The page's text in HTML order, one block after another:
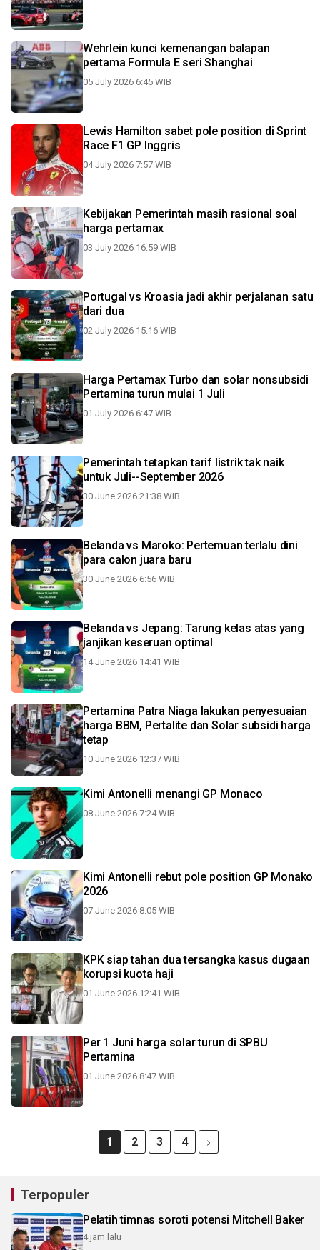
Wehrlein kunci kemenangan balapan
pertama Formula E seri Shanghai
05 July 2026 6:45 WIB
Lewis Hamilton sabet pole position di Sprint
Race F1 GP Inggris
04 July 2026 7:57 WIB
Kebijakan Pemerintah masih rasional soal
harga pertamax
03 July 2026 16:59 WIB
Portugal vs Kroasia jadi akhir perjalanan satu
dari dua
02 July 2026 15:16 WIB
Harga Pertamax Turbo dan solar nonsubsidi
Pertamina turun mulai 1 Juli
01 July 2026 6:47 WIB
Pemerintah tetapkan tarif listrik tak naik
untuk Juli--September 2026
30 June 2026 21:38 WIB
Belanda vs Maroko: Pertemuan terlalu dini
para calon juara baru
30 June 2026 6:56 WIB
Belanda vs Jepang: Tarung kelas atas yang
janjikan keseruan optimal
14 June 2026 14:41 WIB
Pertamina Patra Niaga lakukan penyesuaian
harga BBM, Pertalite dan Solar subsidi harga
tetap
10 June 2026 12:37 WIB
Kimi Antonelli menangi GP Monaco
08 June 2026 7:24 WIB
Kimi Antonelli rebut pole position GP Monako
2026
07 June 2026 8:05 WIB
KPK siap tahan dua tersangka kasus dugaan
korupsi kuota haji
01 June 2026 12:41 WIB
Per 1 Juni harga solar turun di SPBU
Pertamina
01 June 2026 8:47 WIB
1 2 3 4
Terpopuler
Pelatih timnas soroti potensi Mitchell Baker
4 jam lalu